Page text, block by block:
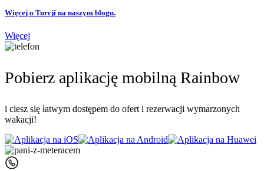
Więcej o Turcji na naszym blogu.
Więcej
Pobierz aplikację mobilną Rainbow
i ciesz się łatwym dostępem do ofert i rezerwacji wymarzonych
wakacji!